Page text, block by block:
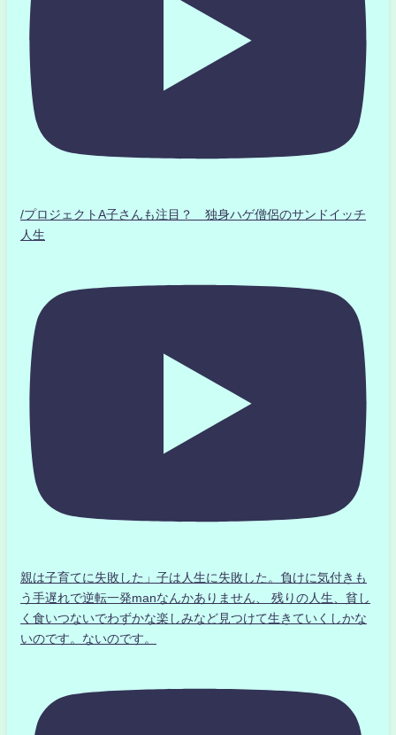
/プロジェクトA子さんも注目？ 独身ハゲ僧侶のサンドイッチ
人生
親は子育てに失敗した」子は人生に失敗した。負けに気付きも
う手遅れで逆転一発manなんかありません、 残りの人生、貧し
く食いつないでわずかな楽しみなど見つけて生きていくしかな
いのです。ないのです。